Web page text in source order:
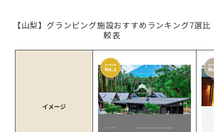
【山梨】グランピング施設おすすめランキング7選比
較表
イメージ